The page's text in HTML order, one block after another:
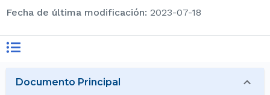
Fecha de última modificación: 2023-07-18
Documento Principal